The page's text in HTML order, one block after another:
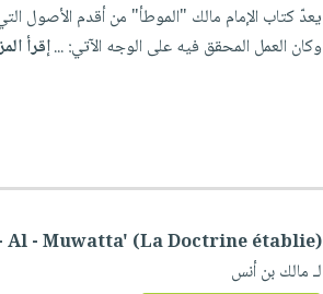
يعدّ كتاب الإمام مالك "الموطأ" من أقدم الأصول
وكان العمل المحقق فيه على الوجه الآتي: ...إقرأ
Al - Muwatta' (La Doctrine établie) - الموطأ (شموا)
لـ مالك بن أنس